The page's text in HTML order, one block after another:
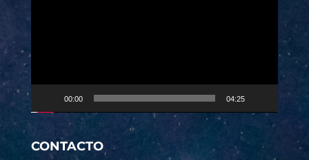
00:00 04:25
CONTACTO